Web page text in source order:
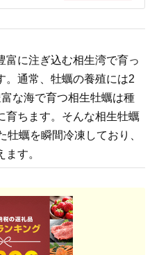
富に注ぎ込む相生湾で育っ
。通常、牡蠣の養殖には2
な海で育つ相生牡蠣は種
育ちます。そんな相生牡蠣
蠣を瞬間冷凍しており、
す。